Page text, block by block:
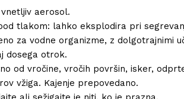
aerosol.
tlakom: lahko eksplodira pri
za vodne organizme, z dolgotrajnimi
dosega otrok.
od vročine, vročih površin, isker,
vžiga. Kajenje prepovedano.